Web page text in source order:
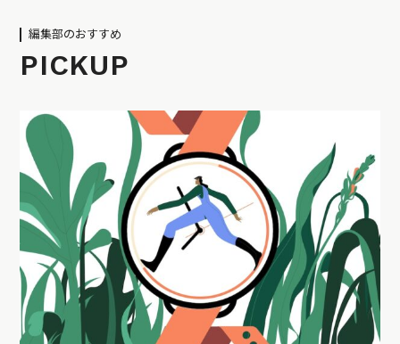
編集部のおすすめ
PICKUP